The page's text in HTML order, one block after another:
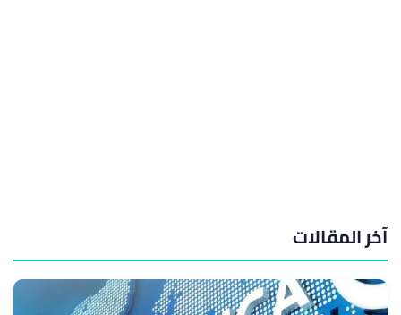
آخر المقالات